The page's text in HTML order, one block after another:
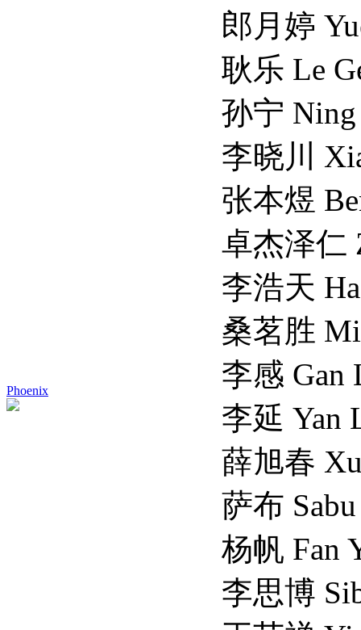
Phoenix
郎月婷
耿乐 Le
孙宁 Ning
李晓川
张本煜 Benyu
卓杰泽仁
李浩天
桑茗胜
李感 Gan
李延 Yan
薛旭春
萨布 Sabu
杨帆 Fan
李思博